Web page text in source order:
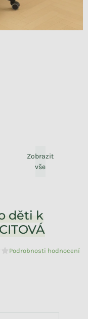
Zobrazit
vše
děti k
hodnocení produktu
Podrobnosti hodnocení